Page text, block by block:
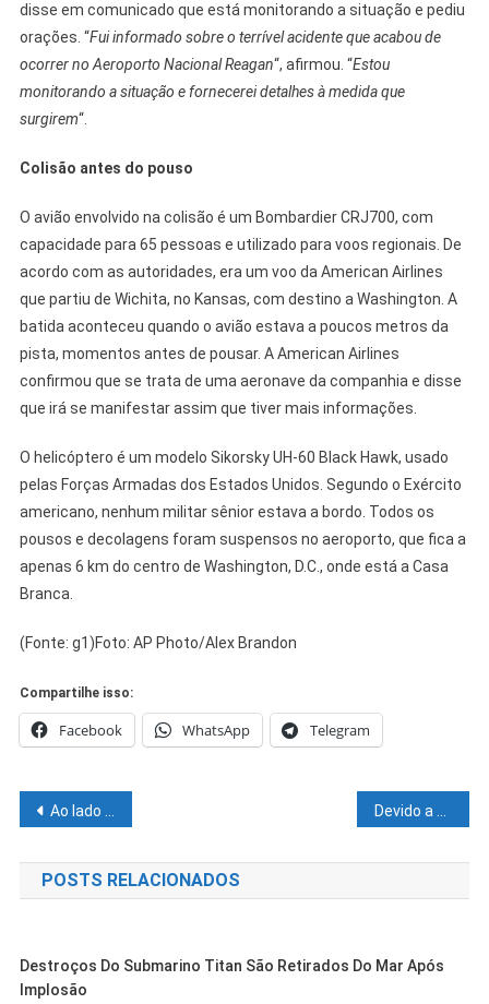
disse em comunicado que está monitorando a situação e pediu
orações. “Fui informado sobre o terrível acidente que acabou de
ocorrer no Aeroporto Nacional Reagan“, afirmou. “Estou
monitorando a situação e fornecerei detalhes à medida que
surgirem“.
Colisão antes do pouso
O avião envolvido na colisão é um Bombardier CRJ700, com
capacidade para 65 pessoas e utilizado para voos regionais. De
acordo com as autoridades, era um voo da American Airlines
que partiu de Wichita, no Kansas, com destino a Washington. A
batida aconteceu quando o avião estava a poucos metros da
pista, momentos antes de pousar. A American Airlines
confirmou que se trata de uma aeronave da companhia e disse
que irá se manifestar assim que tiver mais informações.
O helicóptero é um modelo Sikorsky UH-60 Black Hawk, usado
pelas Forças Armadas dos Estados Unidos. Segundo o Exército
americano, nenhum militar sênior estava a bordo. Todos os
pousos e decolagens foram suspensos no aeroporto, que fica a
apenas 6 km do centro de Washington, D.C., onde está a Casa
Branca.
(Fonte: g1)Foto: AP Photo/Alex Brandon
Compartilhe isso:
Facebook WhatsApp Telegram
Navegação
de
Post
Ao lado do ministro Renan Filho, Larissa Moraes acompanha vistoria das obras da Ponte Picolé em Juazeiro
POSTS RELACIONADOS
Destroços Do Submarino Titan São Retirados Do Mar Após
Implosão